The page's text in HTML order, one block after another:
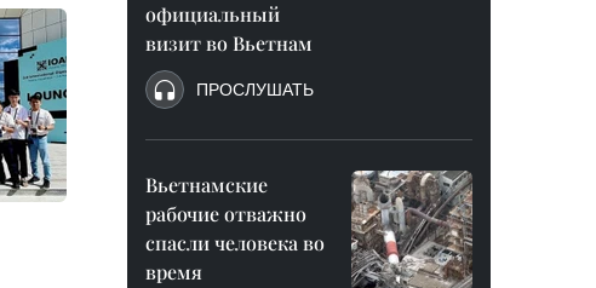
официальный
визит во Вьетнам
ПРОСЛУШАТЬ
Вьетнамские
рабочие отважно
спасли человека во
время